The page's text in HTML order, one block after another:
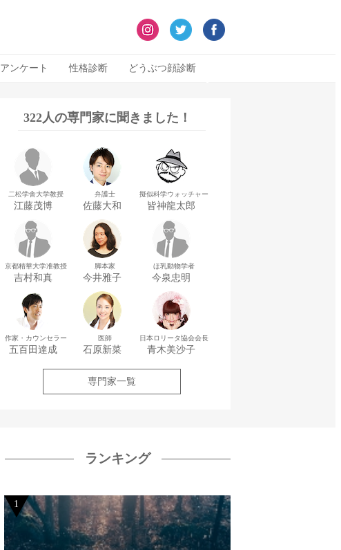
アンケート 性格診断 どうぶつ顔診断
322人の専門家に聞きました！
二松学舎大学教授
江藤茂博
弁護士
佐藤大和
擬似科学ウォッチャー
皆神龍太郎
京都精華大学准教授
吉村和真
脚本家
今井雅子
ほ乳動物学者
今泉忠明
作家・カウンセラー
五百田達成
医師
石原新菜
日本ロリータ協会会長
青木美沙子
専門家一覧
ランキング
1